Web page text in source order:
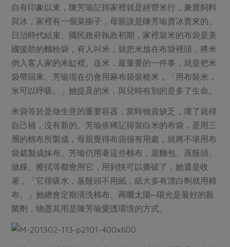
休閒零嘴 沖泡飲品
保健食品
美妝保養 個人清潔
家庭清潔 織品
日用品 圖書禮品
防災用品
最新產品
優惠專區
素食專區
漬物
涼拌沙拉
飲品
主題食譜
異國料理
年菜食譜
養身食補
節慶大餐
高麗菜海鮮煎餅
議題活動
主婦聯盟X樂齡網特約優惠案
30%rPET紅烏龍茶
2024農業發展計畫年度報告
更多議題活動
廢核運動 能源議題
減添加物 減塑減廢
公益金 食農教育
更多議題
生活者e週報
綠主張月刊
典藏閱覽室
硝酸鹽檢驗
社員權益
合作社法規
社務專區
選舉專區
最新消息
媒體報導
下載專區
地區活動
社務會議
自有印象以來，陳芳瑜記得家裡就是經營米行，兼賣飼料
與冰，家裡有一個菜櫥子，母親說是陳芳瑜賣冰賣來的。
日治時代結束、國民政府執政初期，家裡裝米的布袋是美
國援助的麵粉袋，有人叫米，就把米放在布袋裡頭，將米
倒入客人家的米缸裡。送米，最重要的一件事，就是把米
袋帶回來。芳瑜現在仍會用麻布袋裝糙米，「用布裝米，
米可以呼吸。」她提及的米，與兒時有別的是多了生命。
米袋等於是做生意的重要容器，當時物資缺乏，壞了就得
自己補，沒有新的。芳瑜依稀記得裝白米的布袋，是用三
層的棉布所製成，母親覺得布袋很有用處，就將不堪用布
袋裁製成抹布。芳瑜仍用著這些棉布，蒸麵包、蒸饅頭、
做粿、擦拭等都會用它，用到快可以撕破了，她還是收
著，「它很吸水，蒸饅頭不用紙，紙大多有漂白劑就用棉
布。」她總會定期清洗棉布、再曬太陽─陽光是最好的殺
菌劑，物盡其用是陳芳瑜愛護環境的方式。